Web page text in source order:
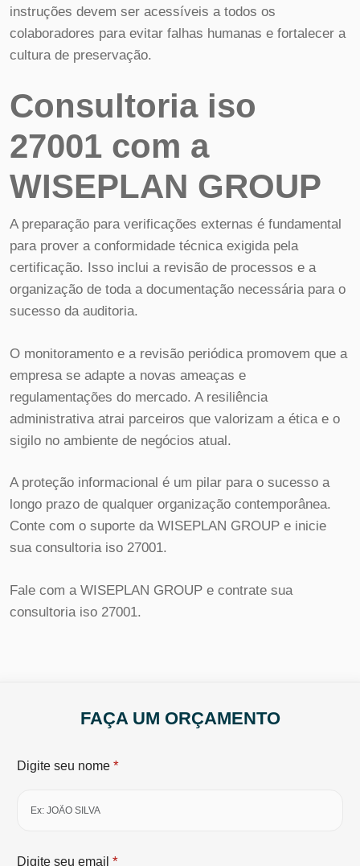
instruções devem ser acessíveis a todos os
colaboradores para evitar falhas humanas e fortalecer a
cultura de preservação.
Consultoria iso
27001 com a
WISEPLAN GROUP
A preparação para verificações externas é fundamental
para prover a conformidade técnica exigida pela
certificação. Isso inclui a revisão de processos e a
organização de toda a documentação necessária para o
sucesso da auditoria.
O monitoramento e a revisão periódica promovem que a
empresa se adapte a novas ameaças e
regulamentações do mercado. A resiliência
administrativa atrai parceiros que valorizam a ética e o
sigilo no ambiente de negócios atual.
A proteção informacional é um pilar para o sucesso a
longo prazo de qualquer organização contemporânea.
Conte com o suporte da WISEPLAN GROUP e inicie
sua consultoria iso 27001.
Fale com a WISEPLAN GROUP e contrate sua
consultoria iso 27001.
FAÇA UM ORÇAMENTO
Digite seu nome *
Digite seu email *